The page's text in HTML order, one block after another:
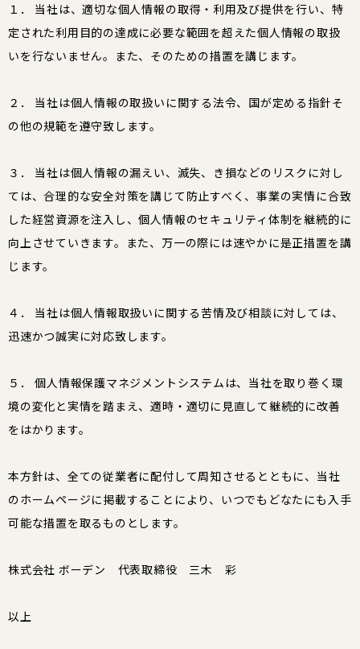
１． 当社は、適切な個人情報の取得・利用及び提供を行い、特
定された利用目的の達成に必要な範囲を超えた個人情報の取扱
いを行ないません。また、そのための措置を講じます。
２． 当社は個人情報の取扱いに関する法令、国が定める指針そ
の他の規範を遵守致します。
３． 当社は個人情報の漏えい、滅失、き損などのリスクに対し
ては、合理的な安全対策を講じて防止すべく、事業の実情に合致
した経営資源を注入し、個人情報のセキュリティ体制を継続的に
向上させていきます。また、万一の際には速やかに是正措置を講
じます。
４． 当社は個人情報取扱いに関する苦情及び相談に対しては、
迅速かつ誠実に対応致します。
５． 個人情報保護マネジメントシステムは、当社を取り巻く環
境の変化と実情を踏まえ、適時・適切に見直して継続的に改善
をはかります。
本方針は、全ての従業者に配付して周知させるとともに、当社
のホームページに掲載することにより、いつでもどなたにも入手
可能な措置を取るものとします。
株式会社 ボーデン 代表取締役 三木 彩
以上